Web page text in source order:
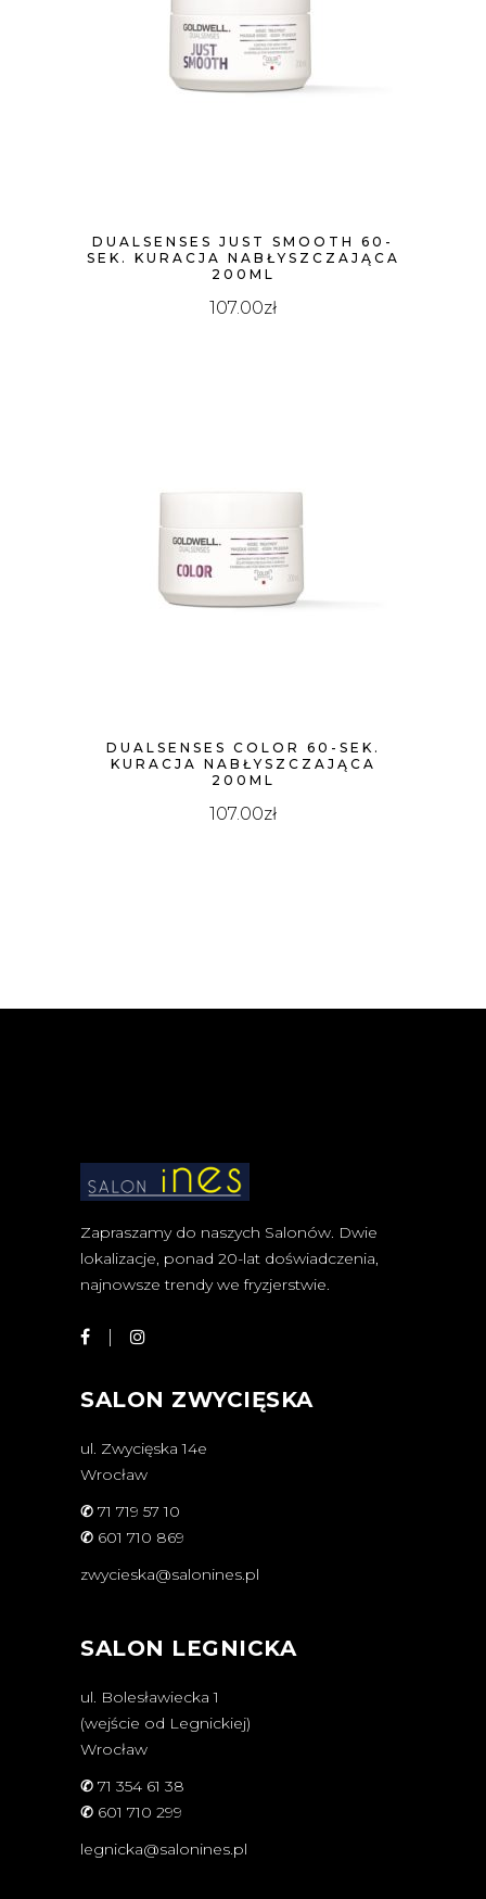
DUALSENSES JUST SMOOTH 60-
SEK. KURACJA NABŁYSZCZAJĄCA
200ML
107.00zł
DUALSENSES COLOR 60-SEK.
KURACJA NABŁYSZCZAJĄCA
200ML
107.00zł
Zapraszamy do naszych Salonów. Dwie
lokalizacje, ponad 20-lat doświadczenia,
najnowsze trendy we fryzjerstwie.
SALON ZWYCIĘSKA
ul. Zwycięska 14e
Wrocław
✆ 71 719 57 10
✆ 601 710 869
zwycieska@salonines.pl
SALON LEGNICKA
ul. Bolesławiecka 1
(wejście od Legnickiej)
Wrocław
✆ 71 354 61 38
✆ 601 710 299
legnicka@salonines.pl